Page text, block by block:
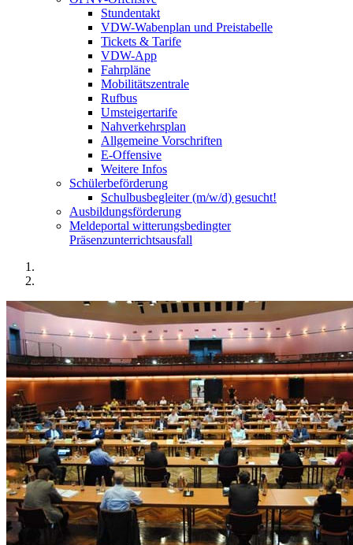
Stundentakt
VDW-Wabenplan und Preistabelle
Tickets & Tarife
VDW-App
Fahrpläne
Mobilitätszentrale
Rufbus
Umsteigertarife
Nahverkehrsplan
Allgemeine Vorschriften
E-Offensive
Weitere Infos
Schülerbeförderung
Schulbusbegleiter (m/w/d) gesucht!
Ausbildungsförderung
Meldeportal witterungsbedingter
Präsenzunterrichtsausfall